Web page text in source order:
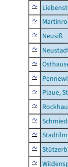
Neusiß
Plaue,